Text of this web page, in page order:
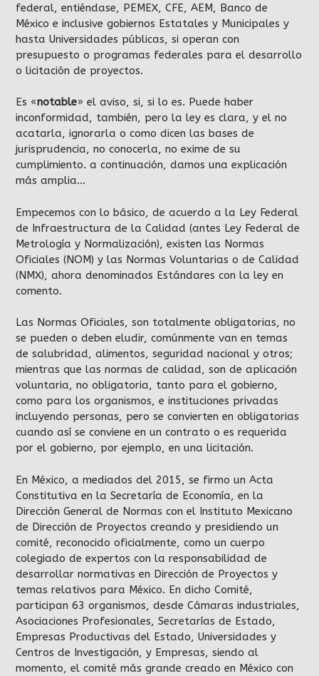
federal, entiéndase, PEMEX, CFE, AEM, Banco de
México e inclusive gobiernos Estatales y Municipales y
hasta Universidades públicas, si operan con
presupuesto o programas federales para el desarrollo
o licitación de proyectos.
Es «notable» el aviso, si, si lo es. Puede haber
inconformidad, también, pero la ley es clara, y el no
acatarla, ignorarla o como dicen las bases de
jurisprudencia, no conocerla, no exime de su
cumplimiento. a continuación, damos una explicación
más amplia…
Empecemos con lo básico, de acuerdo a la Ley Federal
de Infraestructura de la Calidad (antes Ley Federal de
Metrología y Normalización), existen las Normas
Oficiales (NOM) y las Normas Voluntarias o de Calidad
(NMX), ahora denominados Estándares con la ley en
comento.
Las Normas Oficiales, son totalmente obligatorias, no
se pueden o deben eludir, comúnmente van en temas
de salubridad, alimentos, seguridad nacional y otros;
mientras que las normas de calidad, son de aplicación
voluntaria, no obligatoria, tanto para el gobierno,
como para los organismos, e instituciones privadas
incluyendo personas, pero se convierten en obligatorias
cuando así se conviene en un contrato o es requerida
por el gobierno, por ejemplo, en una licitación.
En México, a mediados del 2015, se firmo un Acta
Constitutiva en la Secretaría de Economía, en la
Dirección General de Normas con el Instituto Mexicano
de Dirección de Proyectos creando y presidiendo un
comité, reconocido oficialmente, como un cuerpo
colegiado de expertos con la responsabilidad de
desarrollar normativas en Dirección de Proyectos y
temas relativos para México. En dicho Comité,
participan 63 organismos, desde Cámaras industriales,
Asociaciones Profesionales, Secretarías de Estado,
Empresas Productivas del Estado, Universidades y
Centros de Investigación, y Empresas, siendo al
momento, el comité más grande creado en México con